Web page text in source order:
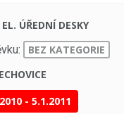
EL. ÚŘEDNÍ DESKY
BEZ KATEGORIE
-5.1.2011